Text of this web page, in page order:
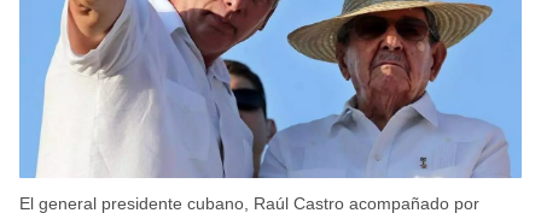
El general presidente cubano, Raúl Castro acompañado por